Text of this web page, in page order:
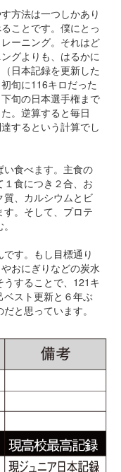
方法は一つしかあり
ことです。僕にとっ
ーニング。それはど
グよりも、はるかに
日本記録を更新した
旬に116キロだった
旬の日本選手権まで
。逆算すると毎日
するという計算でし
食べます。主食の
食につき２合、お
、カルシウムとビ
。そして、プロテ
す。もし目標通り
おにぎりなどの炭水
することで、121キ
スト更新と６年ぶ
と思っています。